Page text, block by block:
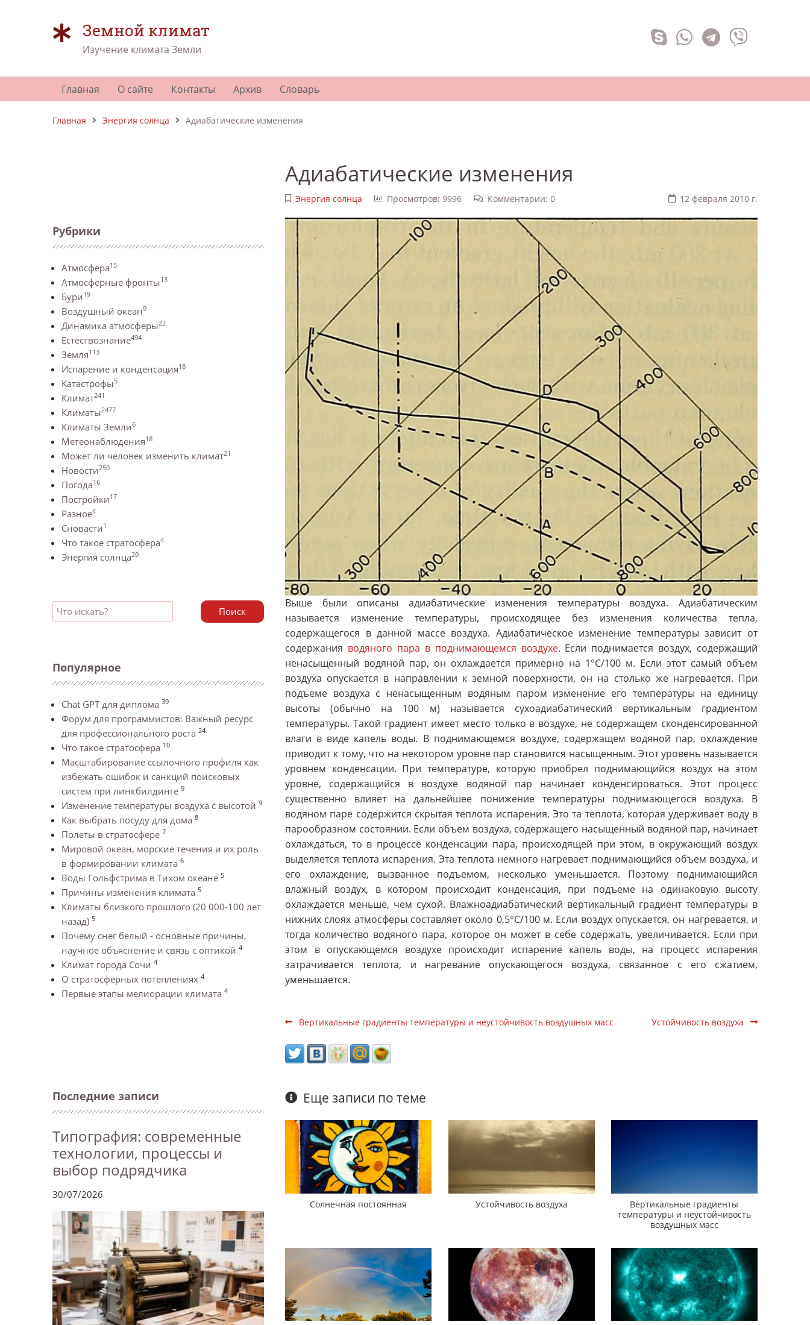
Земной климат
Изучение климата Земли
Главная О сайте Контакты Архив Словарь
Главная Энергия солнца Адиабатические изменения
Рубрики
Атмосфера15
Атмосферные фронты13
Бури19
Воздушный океан9
Динамика атмосферы22
Естествознание494
Земля113
Испарение и конденсация18
Катастрофы5
Климат241
Климаты2477
Климаты Земли6
Метеонаблюдения18
Может ли человек изменить климат21
Новости250
Погода16
Постройки17
Разное4
Сновасти1
Что такое стратосфера4
Энергия солнца20
Поиск
Популярное
Chat GPT для диплома 39
Форум для программистов: Важный ресурс
для профессионального роста 24
Что такое стратосфера 10
Масштабирование ссылочного профиля как
избежать ошибок и санкций поисковых
систем при линкбилдинге 9
Изменение температуры воздуха с высотой 9
Как выбрать посуду для дома 8
Полеты в стратосфере 7
Мировой океан, морские течения и их роль
в формировании климата 6
Воды Гольфстрима в Тихом океане 5
Причины изменения климата 5
Климаты близкого прошлого (20 000-100 лет
назад) 5
Почему снег белый - основные причины,
научное объяснение и связь с оптикой 4
Климат города Сочи 4
О стратосферных потеплениях 4
Первые этапы мелиорации климата 4
Последние записи
Типография: современные
технологии, процессы и
выбор подрядчика
30/07/2026
Адиабатические изменения
Энергия солнца Просмотров: 9996 Комментарии: 0 12 февраля 2010 г.
Выше были описаны адиабатические изменения температуры воздуха. Адиабатическим
называется изменение температуры, происходящее без изменения количества тепла,
содержащегося в данной массе воздуха. Адиабатическое изменение температуры зависит от
содержания водяного пара в поднимающемся воздухе. Если поднимается воздух, содержащий
ненасыщенный водяной пар, он охлаждается примерно на 1°С/100 м. Если этот самый объем
воздуха опускается в направлении к земной поверхности, он на столько же нагревается. При
подъеме воздуха с ненасыщенным водяным паром изменение его температуры на единицу
высоты (обычно на 100 м) называется сухоадиабатический вертикальным градиентом
температуры. Такой градиент имеет место только в воздухе, не содержащем сконденсированной
влаги в виде капель воды. В поднимающемся воздухе, содержащем водяной пар, охлаждение
приводит к тому, что на некотором уровне пар становится насыщенным. Этот уровень называется
уровнем конденсации. При температуре, которую приобрел поднимающийся воздух на этом
уровне, содержащийся в воздухе водяной пар начинает конденсироваться. Этот процесс
существенно влияет на дальнейшее понижение температуры поднимающегося воздуха. В
водяном паре содержится скрытая теплота испарения. Это та теплота, которая удерживает воду в
парообразном состоянии. Если объем воздуха, содержащего насыщенный водяной пар, начинает
охлаждаться, то в процессе конденсации пара, происходящей при этом, в окружающий воздух
выделяется теплота испарения. Эта теплота немного нагревает поднимающийся объем воздуха, и
его охлаждение, вызванное подъемом, несколько уменьшается. Поэтому поднимающийся
влажный воздух, в котором происходит конденсация, при подъеме на одинаковую высоту
охлаждается меньше, чем сухой. Влажноадиабатический вертикальный градиент температуры в
нижних слоях атмосферы составляет около 0,5°С/100 м. Если воздух опускается, он нагревается, и
тогда количество водяного пара, которое он может в себе содержать, увеличивается. Если при
этом в опускающемся воздухе происходит испарение капель воды, на процесс испарения
затрачивается теплота, и нагревание опускающегося воздуха, связанное с его сжатием,
уменьшается.
Вертикальные градиенты температуры и неустойчивость воздушных масс Устойчивость воздуха
Еще записи по теме
Солнечная постоянная Устойчивость воздуха
Вертикальные градиенты
температуры и неустойчивость
воздушных масс